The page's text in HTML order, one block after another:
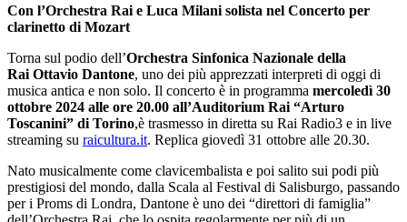
Con l’Orchestra Rai e Luca Milani solista nel Concerto per
clarinetto di Mozart
Torna sul podio dell’Orchestra Sinfonica Nazionale della
Rai Ottavio Dantone, uno dei più apprezzati interpreti di oggi di
musica antica e non solo. Il concerto è in programma mercoledì 30
ottobre 2024 alle ore 20.00 all’Auditorium Rai “Arturo
Toscanini” di Torino,è trasmesso in diretta su Rai Radio3 e in live
streaming su raicultura.it. Replica giovedì 31 ottobre alle 20.30.
Nato musicalmente come clavicembalista e poi salito sui podi più
prestigiosi del mondo, dalla Scala al Festival di Salisburgo, passando
per i Proms di Londra, Dantone è uno dei “direttori di famiglia”